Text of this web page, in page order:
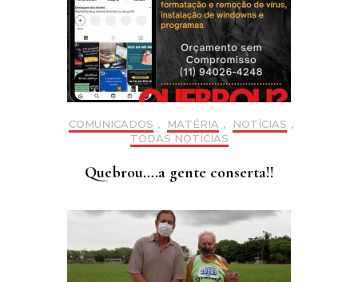
COMUNICADOS , MATÉRIA , NOTÍCIAS ,
TODAS NOTÍCIAS
Quebrou….a gente conserta!!